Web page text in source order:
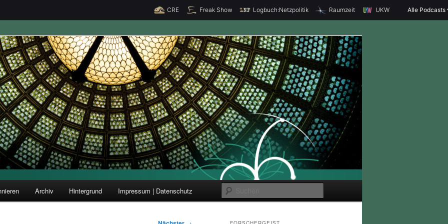
CRE Freak Show Logbuch:Netzpolitik Raumzeit UKW Alle Podcasts
und Forschung
u
Archiv Hintergrund Impressum | Datenschutz